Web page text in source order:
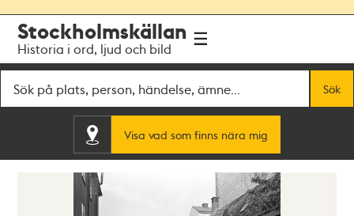
navigationen
huvudinnehållet
Stockholmskällan
Historia i ord, ljud och bild
Sök
Visa vad som finns nära mig